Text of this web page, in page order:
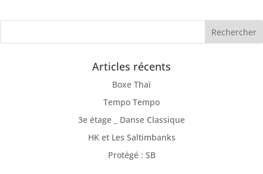
Articles récents
Boxe Thaï
Tempo Tempo
3e étage _ Danse Classique
HK et Les Saltimbanks
Protégé : SB